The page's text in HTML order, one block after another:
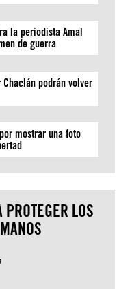
la periodista Amal
de guerra
podrán volver
mostrar una foto
LOS